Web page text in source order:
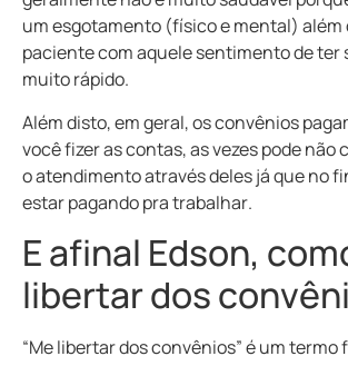
um esgotamento (físico e mental) além
paciente com aquele sentimento de ter
muito rápido.
Além disto, em geral, os convênios
você fizer as contas, as vezes pode não
o atendimento através deles já que no
estarpagando pra trabalhar.
E afinal Edson,
libertar dos
“Me libertar dos convênios” é um termo